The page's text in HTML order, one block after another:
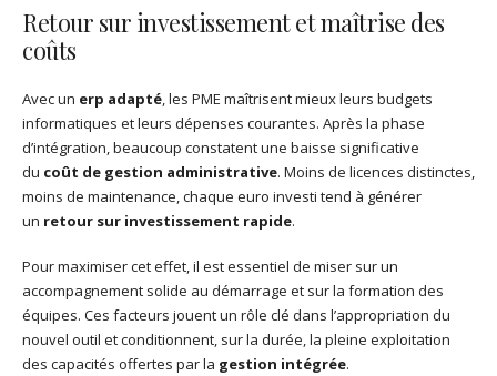
Retour sur investissement et maîtrise des
coûts
Avec un erp adapté, les PME maîtrisent mieux leurs budgets
informatiques et leurs dépenses courantes. Après la phase
d’intégration, beaucoup constatent une baisse significative
du coût de gestion administrative. Moins de licences distinctes,
moins de maintenance, chaque euro investi tend à générer
un retour sur investissement rapide.
Pour maximiser cet effet, il est essentiel de miser sur un
accompagnement solide au démarrage et sur la formation des
équipes. Ces facteurs jouent un rôle clé dans l’appropriation du
nouvel outil et conditionnent, sur la durée, la pleine exploitation
des capacités offertes par la gestion intégrée.